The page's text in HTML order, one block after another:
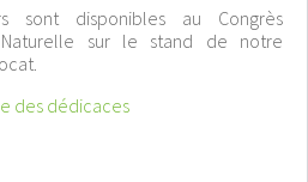
sont disponibles au Congrès
sur le stand de notre
des dédicaces